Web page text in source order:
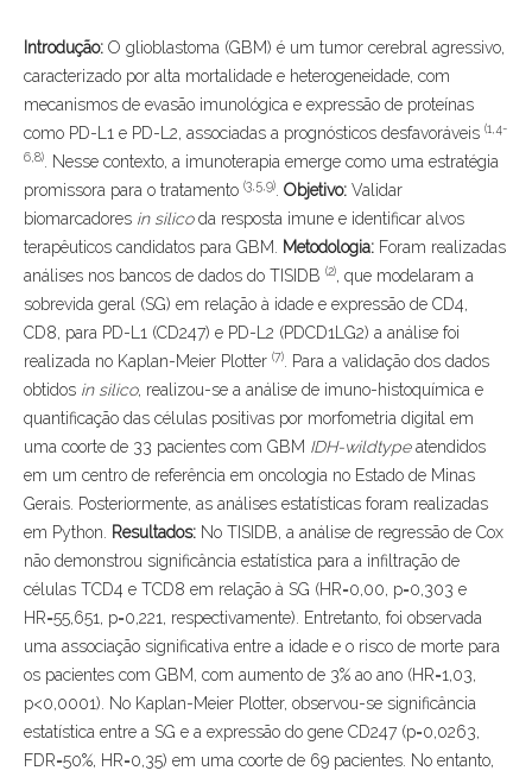
Introdução:O glioblastoma (GBM) é um tumor cerebral agressivo,
caracterizado por alta mortalidade e heterogeneidade, com
mecanismos de evasão imunológica e expressão de proteínas
como PD-L1 e PD-L2, associadas a prognósticos desfavoráveis (1,4-
6,8). Nesse contexto, a imunoterapia emerge como uma estratégia
promissora para o tratamento (3,5,9). Objetivo:Validar
biomarcadores in silicoda resposta imune e identificar alvos
terapêuticos candidatos para GBM.
Metodologia:Foram realizadas
análises nos bancos de dados do TISIDB (2), que modelaram a
sobrevida geral (SG) em relação à idade e expressão de CD4,
CD8, para PD-L1 (CD247) e PD-L2 (PDCD1LG2) a análise foi
realizada no Kaplan-Meier Plotter (7). Para a validação dos dados
obtidos in silico, realizou-se a análise de imuno-histoquímica e
quantificação das células positivas por morfometria digital em
uma coorte de 33 pacientes com GBM IDH-wildtypeatendidos
em um centro de referência em oncologia no Estado de Minas
Gerais. Posteriormente, as análises estatísticas foram realizadas
em Python.
Resultados:No TISIDB, a análise de regressão de Cox
não demonstrou significância estatística para a infiltração de
células TCD4 e TCD8 em relação à SG (HR=0,00, p=0,303 e
HR=55,651, p=0,221, respectivamente). Entretanto, foi observada
uma associação significativa entre a idade e o risco de morte para
os pacientes com GBM, com aumento de 3% ao ano (HR=1,03,
p<0,0001). No Kaplan-Meier Plotter, observou-se significância
estatística entre a SG e a expressão do gene CD247 (p=0,0263,
FDR=50%, HR=0,35) em uma coorte de 69 pacientes. No entanto,